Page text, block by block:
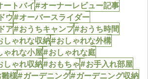
ートバイ#オーナーレビュー記事
ウ#オーバースライダー
ア#おうちキャンプ#おうち時間
しゃれな収納#おしゃれな外構
ゃれな小屋#おしゃれな庭
しゃれ収納#おもちゃ#お手入れ部屋
様#ガーデニング#ガーデニング収納